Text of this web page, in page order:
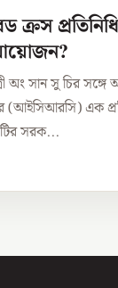
ক্রস
অং সান সু চির
(আইসিআরসি) এক
সরক...